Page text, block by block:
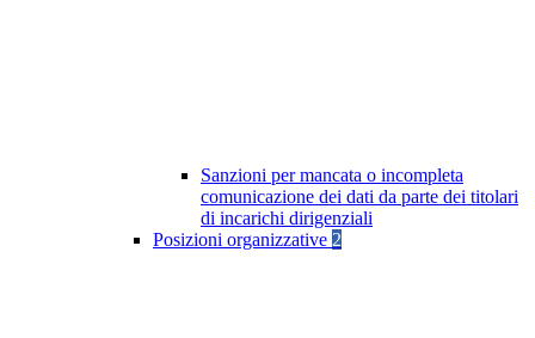
Sanzioni per mancata o incompleta
comunicazione dei dati da parte dei titolari
di incarichi dirigenziali
Posizioni organizzative 2